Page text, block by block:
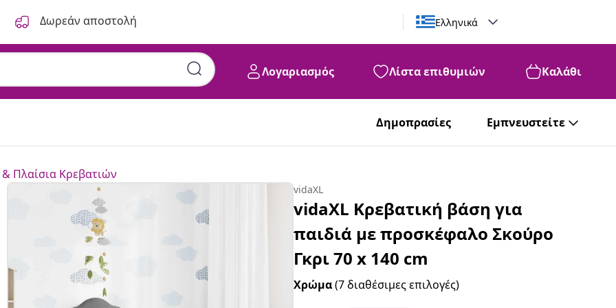
Δωρεάν αποστολή Ελληνικά
Λογαριασμός Λίστα επιθυμιών Καλάθι
Δημοπρασίες Εμπνευστείτε
Πλαίσια Κρεβατιών
vidaXL
vidaXL Κρεβατική βάση για
παιδιά με προσκέφαλο Σκούρο
Γκρι 70 x 140 cm
Χρώμα(7 διαθέσιμες επιλογές)